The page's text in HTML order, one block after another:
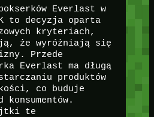
Everlast w
to decyzja oparta
kryteriach,
że wyróżniają się
Przede
Everlast ma długą
produktów
co buduje
konsumentów.
te